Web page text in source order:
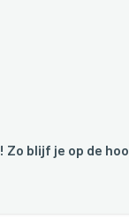
Zo blijf je op de